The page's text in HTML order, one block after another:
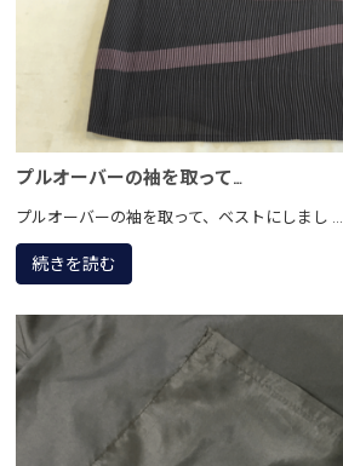
プルオーバーの袖を取って…
プルオーバーの袖を取って、ベストにしまし ...
続きを読む